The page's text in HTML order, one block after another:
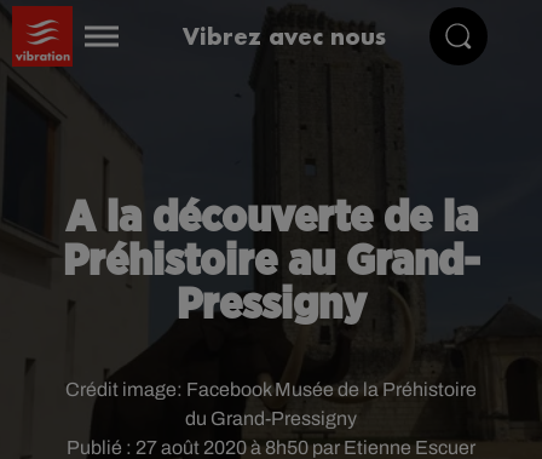
Vibrez avec nous
A la découverte de la
Préhistoire au Grand-
Pressigny
Publié : 27 août 2020 à 8h50 par Etienne Escuer
Crédit image: Facebook Musée de la Préhistoire
du Grand-Pressigny